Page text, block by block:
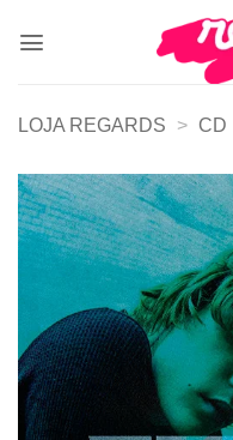
LOJA REGARDS > CD